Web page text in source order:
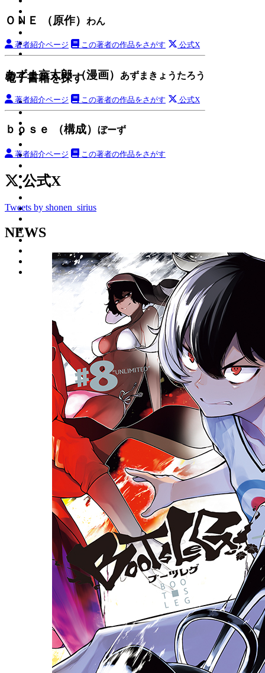
電子書籍を探す
ＯＮＥ （原作） わん
著者紹介ページ この著者の作品をさがす 公式X
あずま京太郎 （漫画） あずまきょうたろう
著者紹介ページ この著者の作品をさがす 公式X
ｂｏｓｅ （構成） ぼーず
著者紹介ページ この著者の作品をさがす
公式X
Tweets by shonen_sirius
NEWS